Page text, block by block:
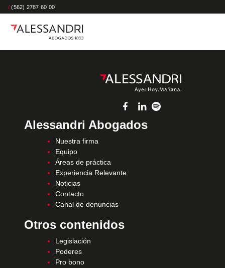
/ (562) 2787 60 00
Alessandri Abogados
Nuestra firma
Equipo
Áreas de práctica
Experiencia Relevante
Noticias
Contacto
Canal de denuncias
Otros contenidos
Legislación
Poderes
Pro bono